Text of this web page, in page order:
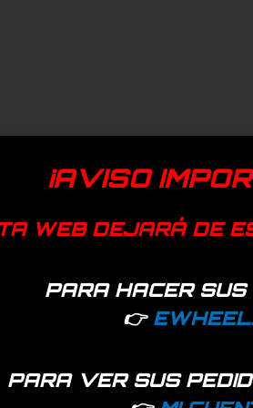
¡AVISO
WEB DEJARÁ DE
PARA HACER SUS
👉
PARA VER SUS